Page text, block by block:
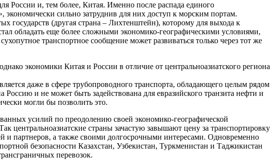
России и, тем более, Китая. Именно после распада единого
сильно затруднив для них доступ к морским портам.
государств (другая страна – Лихтенштейн), которому для выхода к
обладать еще более сложными экономико-географическими условиями,
транспортное сообщение может развиваться только через тот же
экономики Китая и России в отличие от центральноазиатского региона
даже в сфере трубопроводного транспорта, обладающего целым рядом
и не может быть задействована для евразийского транзита нефти и
могли бы позволить это.
усилий по преодолению своей экономико-географической
центральноазиатские страны зачастую завышают цену за транспортировку
и партнеров, а также своими долгосрочными интересами. Одновременно
безопасности Казахстан, Узбекистан, Туркменистан и Таджикистан
перевозок.